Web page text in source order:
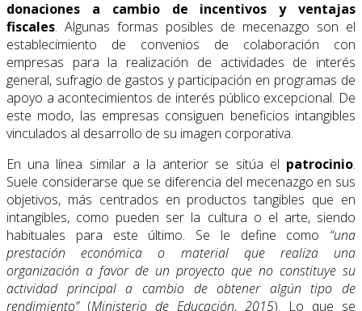
donaciones a cambio de incentivos y ventajas
fiscales. Algunas formas posibles de mecenazgo son el
establecimiento de convenios de colaboración con
empresas para la realización de actividades de interés
general, sufragio de gastos y participación en programas de
apoyo a acontecimientos de interés público excepcional. De
este modo, las empresas consiguen beneficios intangibles
vinculados al desarrollo de su imagen corporativa.
En una línea similar a la anterior se sitúa el patrocinio.
Suele considerarse que se diferencia del mecenazgo en sus
objetivos, más centrados en productos tangibles que en
intangibles, como pueden ser la cultura o el arte, siendo
habituales para este último. Se le define como “una
prestación económica o material que realiza una
organización a favor de un proyecto que no constituye su
actividad principal a cambio de obtener algún tipo de
rendimiento” (Ministerio de Educación, 2015). Lo que se